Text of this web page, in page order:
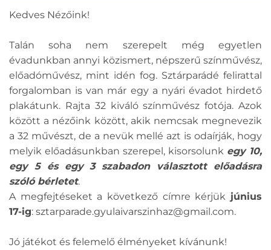
Kedves Nézőink!
Talán soha nem szerepelt még egyetlen
évadunkban annyi közismert, népszerű színművész,
előadóművész, mint idén fog. Sztárparádé felirattal
forgalomban is van már egy a nyári évadot hirdető
plakátunk. Rajta 32 kiváló színművész fotója. Azok
között a nézőink között, akik nemcsak megnevezik
a 32 művészt, de a nevük mellé azt is odaírják, hogy
melyik előadásunkban szerepel, kisorsolunk egy 10,
egy 5 és egy 3 szabadon választott előadásra
szóló bérletet.
A megfejtéseket a következő címre kérjük június
17-ig: sztarparade.gyulaivarszinhaz@gmail.com.
Jó játékot és felemelő élményeket kívánunk!